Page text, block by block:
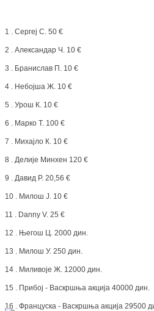
1 . Сергеј С. 50 €
2 . Александар Ч. 10 €
3 . Бранислав П. 10 €
4 . Небојша Ж. 10 €
5 . Урош К. 10 €
6 . Марко Т. 100 €
7 . Михајло К. 10 €
8 . Делије Минхен 120 €
9 . Давид Р. 20,56 €
10 . Милош Ј. 10 €
11 . Danny V. 25 €
12 . Његош Ц. 2000 дин.
13 . Милош У. 250 дин.
14 . Миливоје Ж. 12000 дин.
15 . Прибој - Васкршња акција 40000 дин.
16 . Француска - Васкршња акција 29500